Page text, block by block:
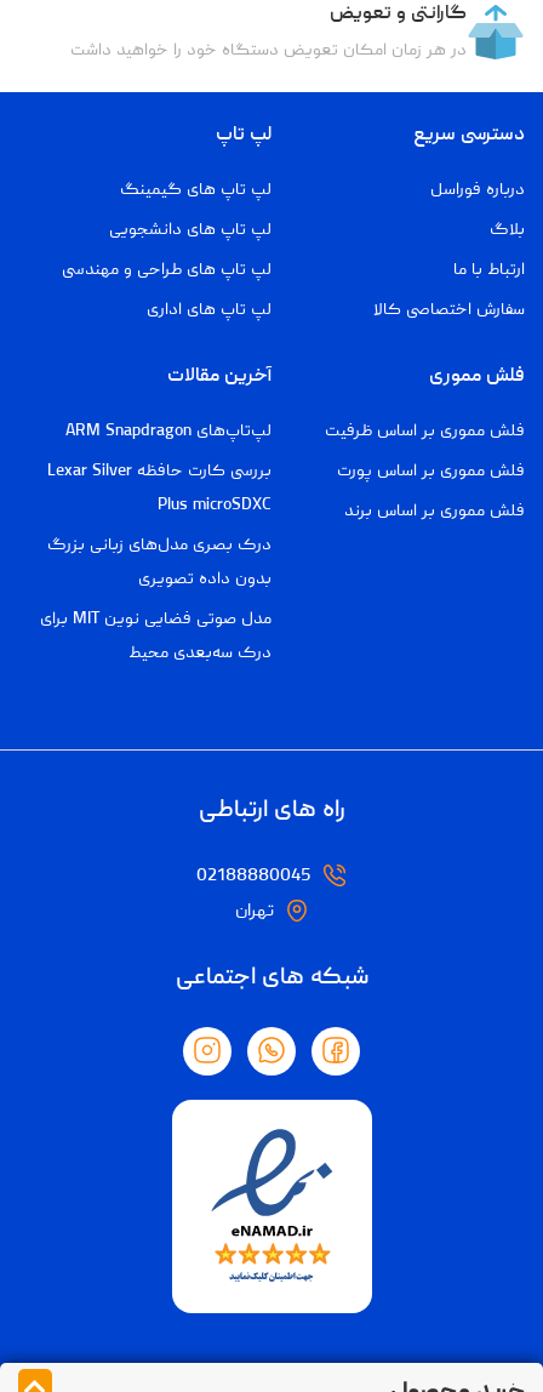
گارانتی و تعویض
در هر زمان امکان تعویض دستگاه خود را خواهید داشت
دسترسی سریع
درباره فوراسل
بلاگ
ارتباط با ما
سفارش اختصاصی کالا
لپ تاپ
لپ تاپ های گیمینگ
لپ تاپ های دانشجویی
لپ تاپ های طراحی و مهندسی
لپ تاپ های اداری
فلش مموری
فلش مموری بر اساس ظرفیت
فلش مموری بر اساس پورت
فلش مموری بر اساس برند
آخرین مقالات
لپ‌تاپ‌های ARM Snapdragon
بررسی کارت حافظه Lexar Silver
Plus microSDXC
درک بصری مدل‌های زبانی بزرگ
بدون داده تصویری
مدل صوتی فضایی نوین MIT برای
درک سه‌بعدی محیط
راه های ارتباطی
02188880045
تهران
شبکه های اجتماعی